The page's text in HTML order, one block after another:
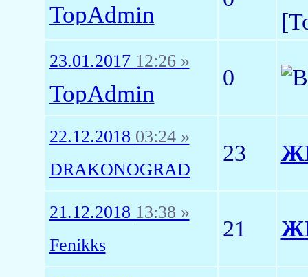
TopAdmin
23.01.2017 12:26 »
TopAdmin
0
22.12.2018 03:24 »
DRAKONOGRAD
23
21.12.2018 13:38 »
Fenikks
21